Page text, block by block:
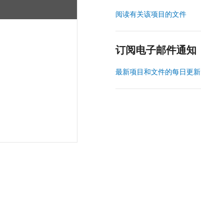
阅读有关该项目的文件
订阅电子邮件通知
最新项目和文件的每日更新